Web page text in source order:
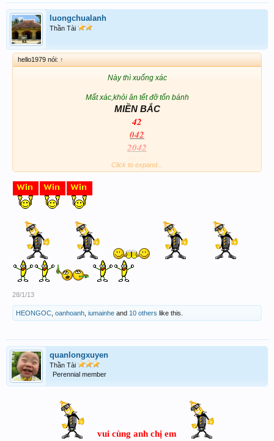
luongchualanh
Thần Tài
hello1979 nói: ↑
Này thì xuống xác
Mất xác,khỏi ăn tết đỡ tốn bánh
MIỀN BẮC
42
042
2042
20 21
Ngủm thì ngủm,mà mum thì mum
Click to expand...
28/1/13
HEONGOC oanhoanh iumainhe and 10 others like this.
quanlongxuyen
Thần Tài
Perennial member
vui cùng anh chị em